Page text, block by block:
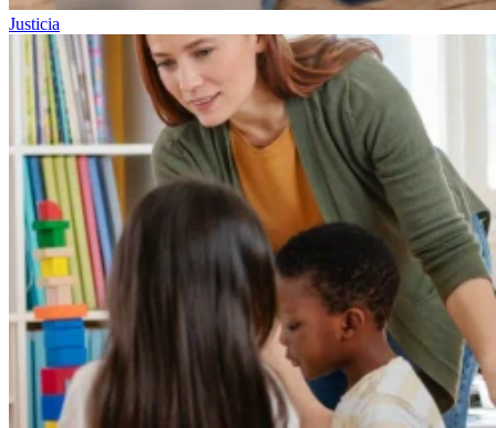
Justicia